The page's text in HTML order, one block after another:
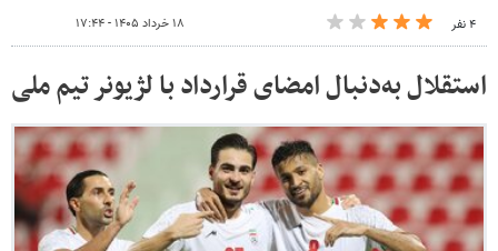
۴ نفر ۱۸ خرداد ۱۴۰۵ - ۱۷:۴۴
استقلال به‌دنبال امضای قرارداد با لژیونر تیم ملی